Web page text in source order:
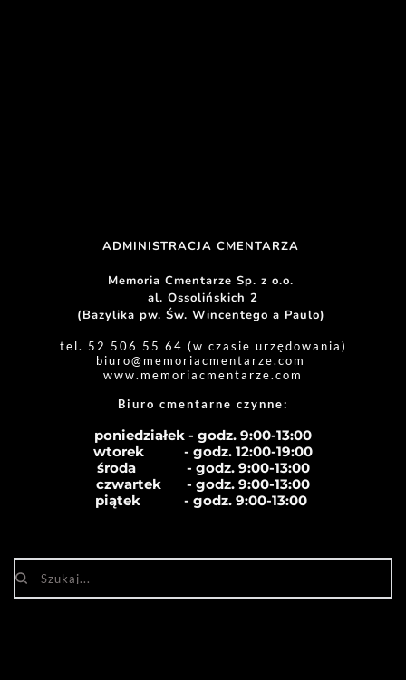
ADMINISTRACJA CMENTARZA
Memoria Cmentarze Sp. z o.o.
al. Ossolińskich 2
(Bazylika pw. Św. Wincentego a Paulo)
tel. 52 506 55 64 (w czasie urzędowania)
biuro@memoriacmentarze.com
www.memoriacmentarze.com
Biuro cmentarne czynne:
poniedziałek - godz. 9:00-13:00
wtorek           - godz. 12:00-19:00
środa              - godz. 9:00-13:00
czwartek       - godz. 9:00-13:00
piątek            - godz. 9:00-13:00